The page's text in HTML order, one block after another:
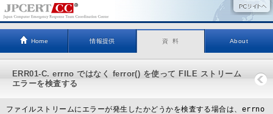
Home 情報提供 資 料 About
ERR01-C. errno ではなく ferror() を使って FILE ストリーム
エラーを検査する
ファイルストリームにエラーが発生したかどうかを検査する場合は、 errno